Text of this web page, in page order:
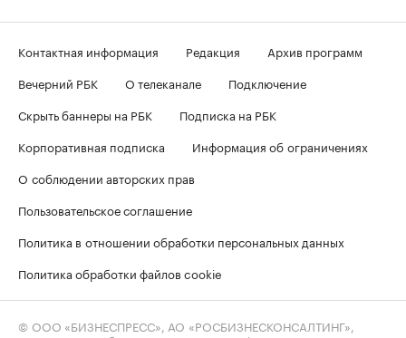
Контактная информация Редакция
Архив программ
Вечерний РБК
О телеканале
Подключение
Скрыть баннеры на РБК
Подписка на РБК
Корпоративная подписка
Информация об ограничениях
О соблюдении авторских прав
Пользовательское соглашение
Политика в отношении обработки персональных данных
Политика обработки файлов cookie
© ООО «БИЗНЕСПРЕСС», АО «РОСБИЗНЕСКОНСАЛТИНГ»,